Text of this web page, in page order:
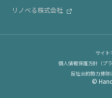
リノベる株式会社
サイト
個人情報保護方針（プ
反社会的勢力排
©